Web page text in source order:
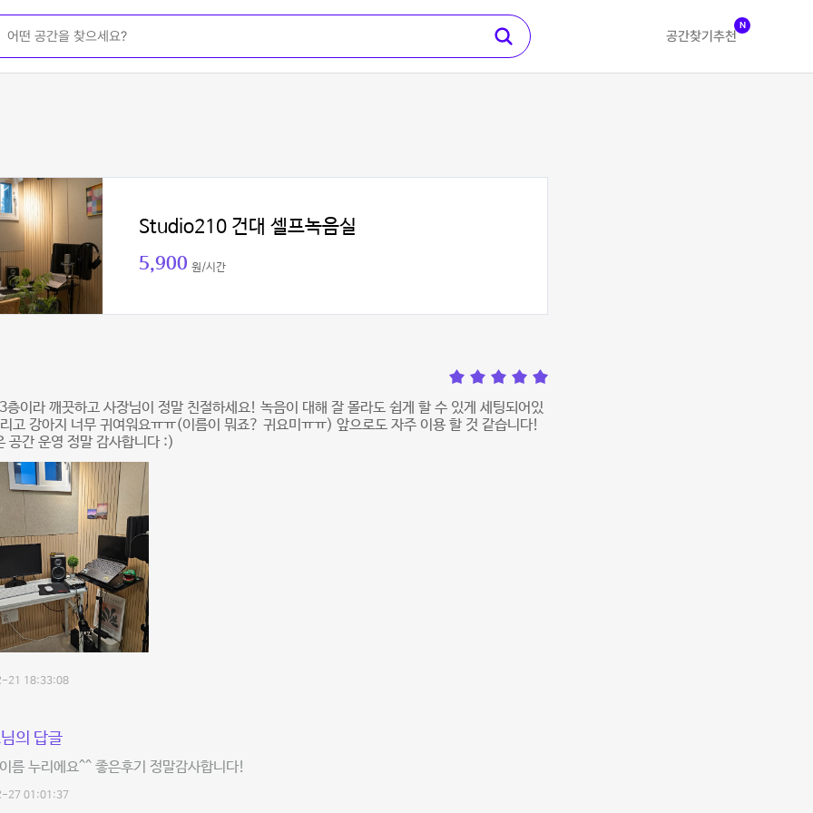
공간찾기 추천
N
Studio210 건대 셀프녹음실
5,900 원/시간
층이라 깨끗하고 사장님이 정말 친절하세요! 녹음이 대해 잘 몰라도 쉽게 할 수 있게 세팅되어있
고 강아지 너무 귀여워요ㅠㅠ(이름이 뭐죠? 귀요미ㅠㅠ) 앞으로도 자주 이용 할 것 같습니다!
공간 운영 정말 감사합니다 :)
21 18:33:08
의 답글
름 누리에요^^ 좋은후기 정말감사합니다!
27 01:01:37